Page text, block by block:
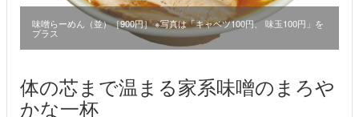
味噌らーめん（並）［900円］ ※写真は「キャベツ100円、 味玉100円」を
プラス
体の芯まで温まる家系味噌のまろや
かな一杯